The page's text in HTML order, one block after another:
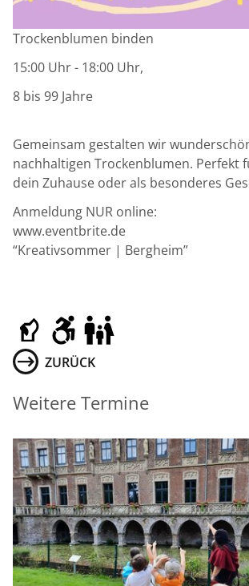
Trockenblumen binden
15:00 Uhr - 18:00 Uhr,
8 bis 99 Jahre
Gemeinsam gestalten wir
nachhaltigen Trockenblumen. Perfekt
dein Zuhause oder als besonderes
Anmeldung NUR online:
www.eventbrite.de
“Kreativsommer | Bergheim”
ZURÜCK
Weitere Termine